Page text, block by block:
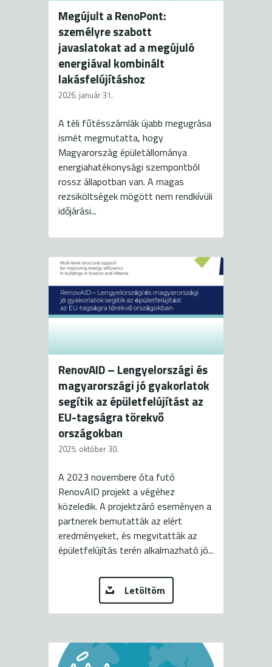
Megújult a RenoPont:
személyre szabott
javaslatokat ad a megújuló
energiával kombinált
lakásfelújításhoz
2026. január 31.
A téli fűtésszámlák újabb megugrása
ismét megmutatta, hogy
Magyarország épületállománya
energiahatékonysági szempontból
rossz állapotban van. A magas
rezsiköltségek mögött nem rendkívüli
időjárási...
RenovAID – Lengyelországi és
magyarországi jó gyakorlatok
segítik az épületfelújítást az
EU-tagságra törekvő
országokban
2025. október 30.
A 2023 novembere óta futó
RenovAID projekt a végéhez
közeledik. A projektzáró eseményen a
partnerek bemutatták az elért
eredményeket, és megvitatták az
épületfelújítás terén alkalmazható jó...
Letöltöm